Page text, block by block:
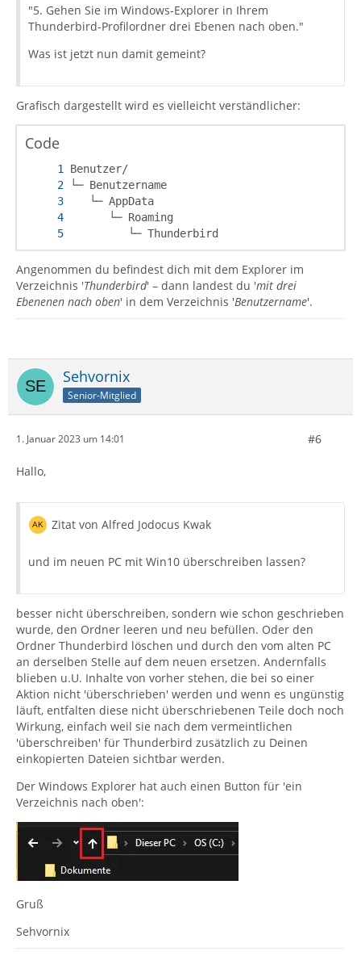
"5. Gehen Sie im Windows-Explorer in Ihrem
Thunderbird-Profilordner drei Ebenen nach oben."
Was ist jetzt nun damit gemeint?
Grafisch dargestellt wird es vielleicht verständlicher:
Code
         └─ Thunderbird
Angenommen du befindest dich mit dem Explorer im
Verzeichnis 'Thunderbird' – dann landest du 'mit drei
Ebenenen nach oben' in dem Verzeichnis 'Benutzername'.
Sehvornix
Senior-Mitglied
1. Januar 2023 um 14:01 #6
Hallo,
Zitat von Alfred Jodocus Kwak
und im neuen PC mit Win10 überschreiben lassen?
besser nicht überschreiben, sondern wie schon geschrieben
wurde, den Ordner leeren und neu befüllen. Oder den
Ordner Thunderbird löschen und durch den vom alten PC
an derselben Stelle auf dem neuen ersetzen. Andernfalls
blieben u.U. Inhalte von vorher stehen, die bei so einer
Aktion nicht 'überschrieben' werden und wenn es ungünstig
läuft, entfalten diese nicht überschriebenen Teile doch noch
Wirkung, einfach weil sie nach dem vermeintlichen
'überschreiben' für Thunderbird zusätzlich zu Deinen
einkopierten Dateien sichtbar werden.
Der Windows Explorer hat auch einen Button für 'ein
Verzeichnis nach oben':
Gruß
Sehvornix